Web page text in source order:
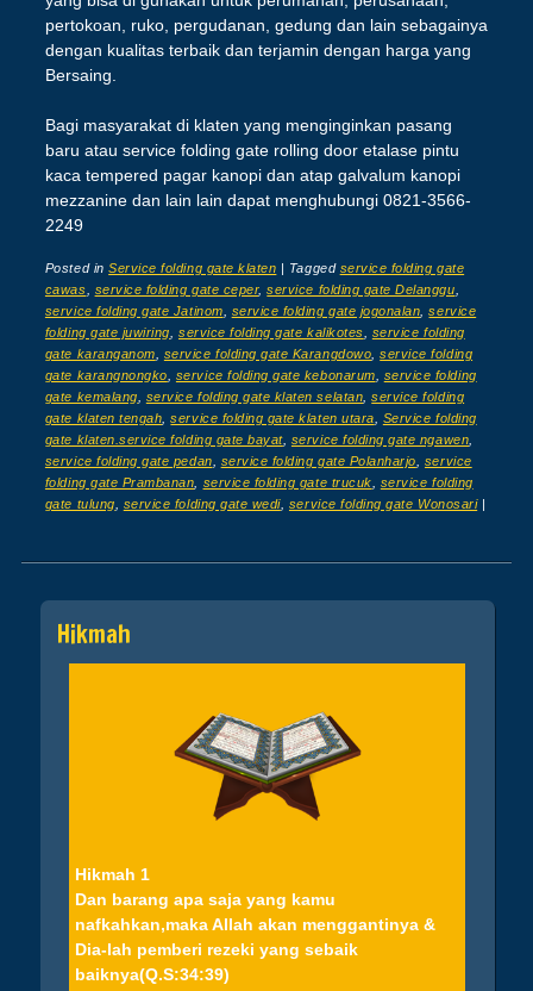
pertokoan, ruko, pergudanan, gedung dan lain sebagainya
dengan kualitas terbaik dan terjamin dengan harga yang
Bersaing.
Bagi masyarakat di klaten yang menginginkan pasang
baru atau service folding gate rolling door etalase pintu
kaca tempered pagar kanopi dan atap galvalum kanopi
mezzanine dan lain lain dapat menghubungi 0821-3566-
2249
Posted inService folding gate klaten | Tagged service folding gate
cawas
service folding gate ceper,service folding gate Delanggu
service folding gate Jatinom
service folding gate jogonalan ,service
folding gate juwiring
service folding gate kalikotes
service folding
gate karanganom
service folding gate Karangdowo ,service folding
gate karangnongko
service folding gate kebonarum
service folding
gate kemalang
service folding gate klaten selatan ,service folding
gate klaten tengah ,service folding gate klaten utara
Service folding
gate klaten.service folding gate bayat, service folding gate ngawen
service folding gate pedan
service folding gate Polanharjo
service
folding gate Prambanan
service folding gate trucuk
service folding
gate tulung
service folding gate wedi, service folding gate Wonosari |
Post navigation
Hikmah
Hikmah 1
Dan barang apa saja yang kamu
nafkahkan,maka Allah akan menggantinya &
Dia-lah pemberi rezeki yang sebaik
baiknya(Q.S:34:39)